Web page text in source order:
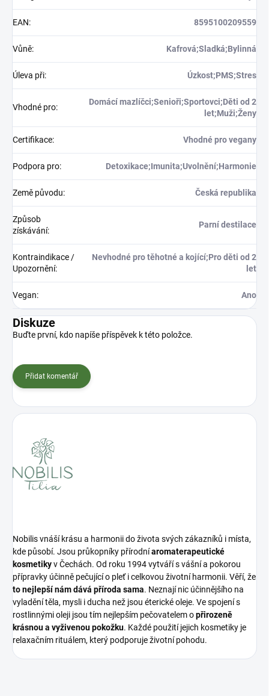
EAN: 8595100209559
Vůně: Kafrová;Sladká;Bylinná
Úleva při: Úzkost;PMS;Stres
Vhodné pro:
Domácí mazlíčci;Senioři;Sportovci;Děti od 2
let;Muži;Ženy
Certifikace: Vhodné pro vegany
Podpora pro: Detoxikace;Imunita;Uvolnění;Harmonie
Země původu: Česká republika
Způsob
získávání:
Parní destilace
Kontraindikace /
Upozornění:
Nevhodné pro těhotné a kojící;Pro děti od 2
let
Vegan: Ano
Diskuze
Buďte první, kdo napíše příspěvek k této položce.
Přidat komentář
Nobilis vnáší krásu a harmonii do života svých zákazníků i místa,
kde působí. Jsou průkopníky přírodníaromaterapeutické
kosmetikyv Čechách. Od roku 1994 vytváří s vášní a pokorou
přípravky účinně pečující o pleť i celkovou životní harmonii. Věří, že
to nejlepší nám dává příroda sama. Neznají nic účinnějšího na
vyladění těla, mysli i ducha než jsou éterické oleje. Ve spojení s
rostlinnými oleji jsou tím nejlepším pečovatelem opřirozeně
krásnou a vyživenou pokožku. Každé použití jejich kosmetiky je
relaxačním rituálem, který podporuje životní pohodu.